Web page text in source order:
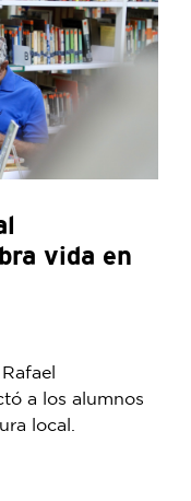
vida en
a los alumnos
local.